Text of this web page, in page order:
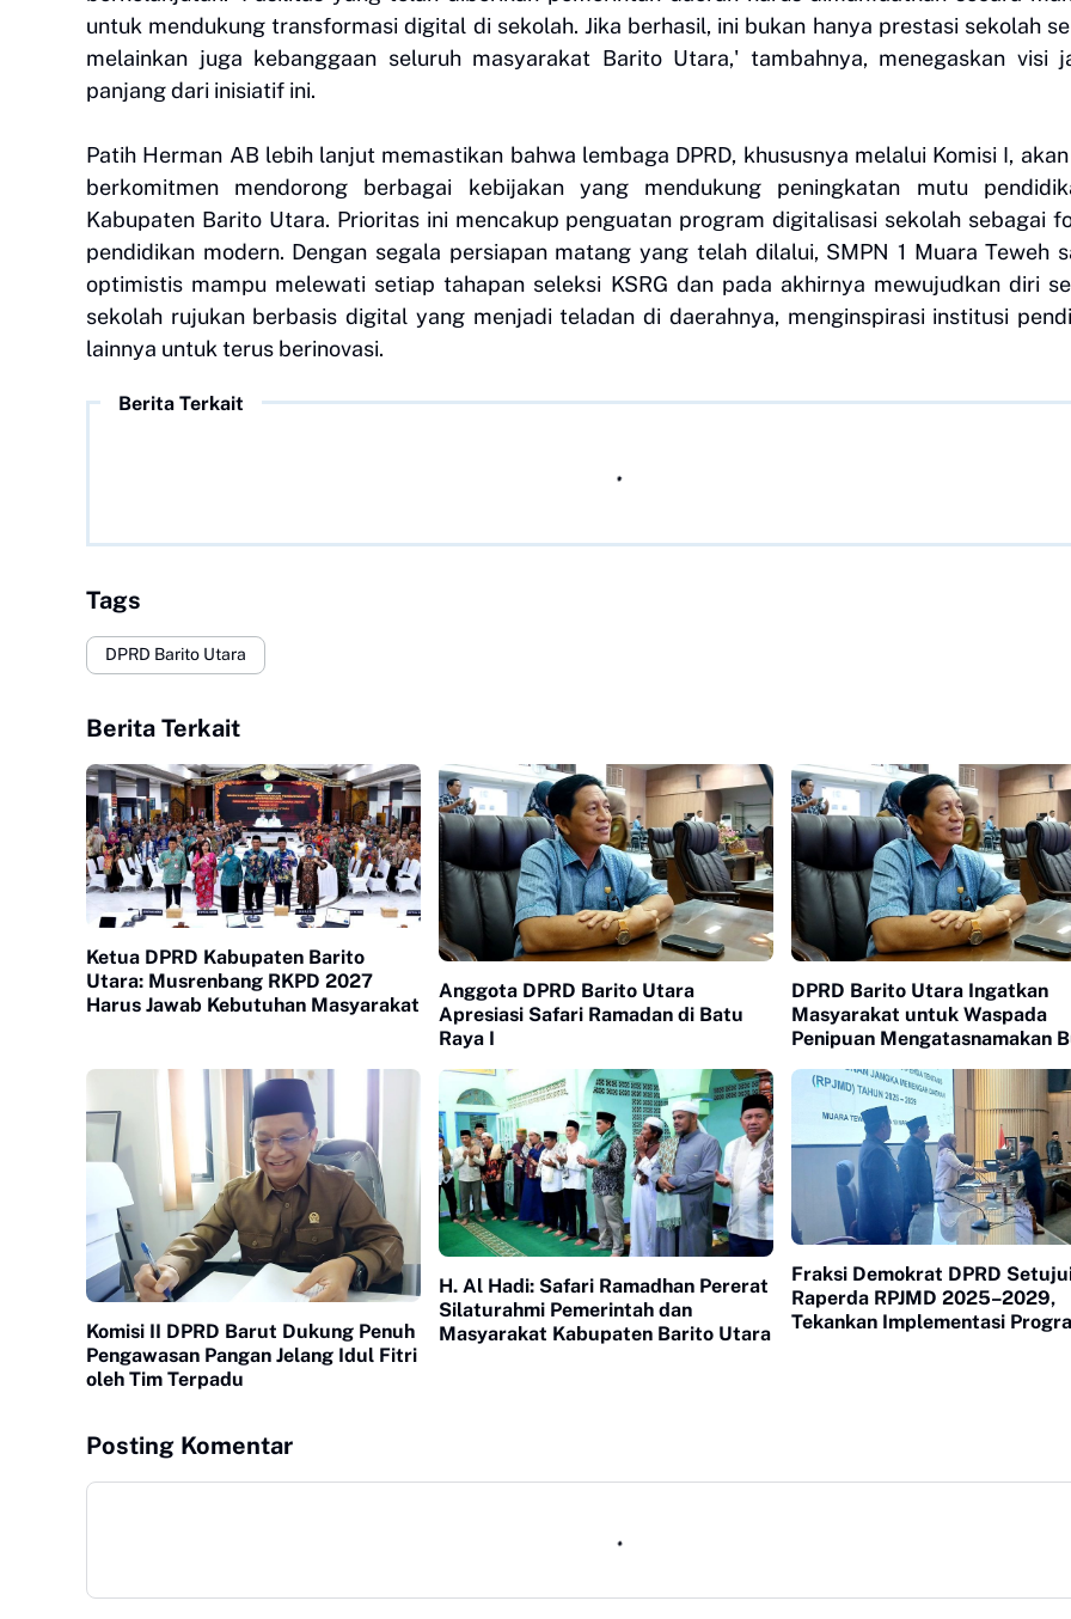
untuk mendukung transformasi digital di sekolah. Jika berhasil, ini bukan hanya prestasi sekolah
melainkan juga kebanggaan seluruh masyarakat Barito Utara,' tambahnya, menegaskan visi
panjang dari inisiatif ini.
Patih Herman AB lebih lanjut memastikan bahwa lembaga DPRD, khususnya melalui Komisi I,
berkomitmen mendorong berbagai kebijakan yang mendukung peningkatan mutu
Kabupaten Barito Utara. Prioritas ini mencakup penguatan program digitalisasi sekolah sebagai
pendidikan modern. Dengan segala persiapan matang yang telah dilalui, SMPN 1 Muara Teweh
optimistis mampu melewati setiap tahapan seleksi KSRG dan pada akhirnya mewujudkan diri
sekolah rujukan berbasis digital yang menjadi teladan di daerahnya, menginspirasi institusi
lainnya untuk terus berinovasi.
Berita Terkait
Tags
DPRD Barito Utara
Berita Terkait
Ketua DPRD Kabupaten Barito
Utara: Musrenbang RKPD 2027
Harus Jawab Kebutuhan Masyarakat
Anggota DPRD Barito Utara
Apresiasi Safari Ramadan di Batu
Raya I
DPRD Barito Utara Ingatkan
Masyarakat untuk Waspada
Penipuan Mengatasnamakan
Komisi II DPRD Barut Dukung Penuh
Pengawasan Pangan Jelang Idul Fitri
oleh Tim Terpadu
H. Al Hadi: Safari Ramadhan Pererat
Silaturahmi Pemerintah dan
Masyarakat Kabupaten Barito Utara
Fraksi Demokrat DPRD
Raperda RPJMD 2025–2029,
Tekankan Implementasi
Posting Komentar